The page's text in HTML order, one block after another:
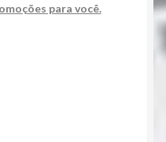
para você.